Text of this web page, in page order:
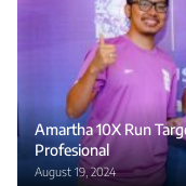
Amartha 10X Run
Profesional
August 19, 2024